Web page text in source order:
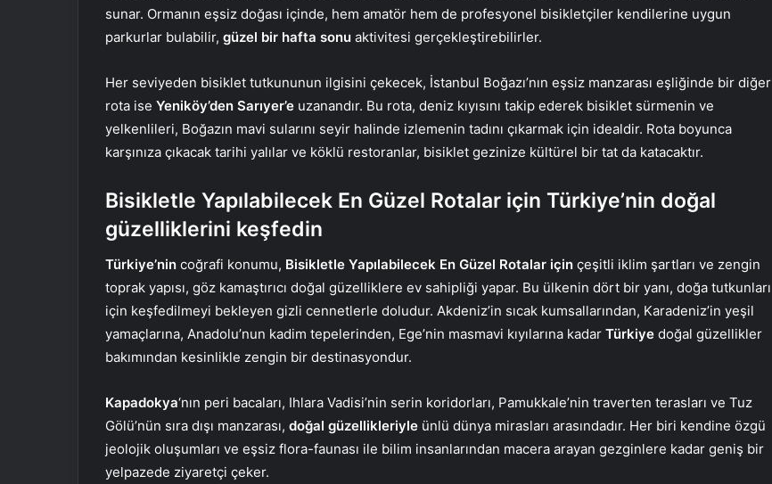
sunar. Ormanın eşsiz doğası içinde, hem amatör hem de profesyonel bisikletçiler kendilerine uygun
parkurlar bulabilir, güzel bir hafta sonu aktivitesi gerçekleştirebilirler.
Her seviyeden bisiklet tutkununun ilgisini çekecek, İstanbul Boğazı’nın eşsiz manzarası eşliğinde bir diğer
rota ise Yeniköy’den Sarıyer’e uzanandır. Bu rota, deniz kıyısını takip ederek bisiklet sürmenin ve
yelkenlileri, Boğazın mavi sularını seyir halinde izlemenin tadını çıkarmak için idealdir. Rota boyunca
karşınıza çıkacak tarihi yalılar ve köklü restoranlar, bisiklet gezinize kültürel bir tat da katacaktır.
Bisikletle Yapılabilecek En Güzel Rotalar için Türkiye’nin doğal
güzelliklerini keşfedin
Türkiye’nin coğrafi konumu, Bisikletle Yapılabilecek En Güzel Rotalar için çeşitli iklim şartları ve zengin
toprak yapısı, göz kamaştırıcı doğal güzelliklere ev sahipliği yapar. Bu ülkenin dört bir yanı, doğa tutkunları
için keşfedilmeyi bekleyen gizli cennetlerle doludur. Akdeniz’in sıcak kumsallarından, Karadeniz’in yeşil
yamaçlarına, Anadolu’nun kadim tepelerinden, Ege’nin masmavi kıyılarına kadar Türkiye doğal güzellikler
bakımından kesinlikle zengin bir destinasyondur.
Kapadokya‘nın peri bacaları, Ihlara Vadisi’nin serin koridorları, Pamukkale’nin traverten terasları ve Tuz
Gölü’nün sıra dışı manzarası, doğal güzellikleriyle ünlü dünya mirasları arasındadır. Her biri kendine özgü
jeolojik oluşumları ve eşsiz flora-faunası ile bilim insanlarından macera arayan gezginlere kadar geniş bir
yelpazede ziyaretçi çeker.